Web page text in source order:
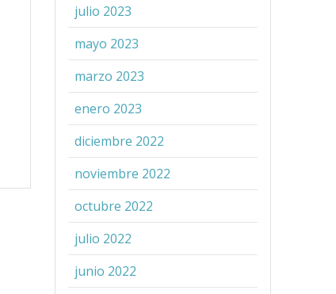
julio 2023
mayo 2023
marzo 2023
enero 2023
diciembre 2022
noviembre 2022
octubre 2022
julio 2022
junio 2022